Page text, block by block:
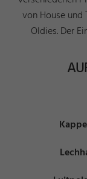
von House und
Oldies. Der